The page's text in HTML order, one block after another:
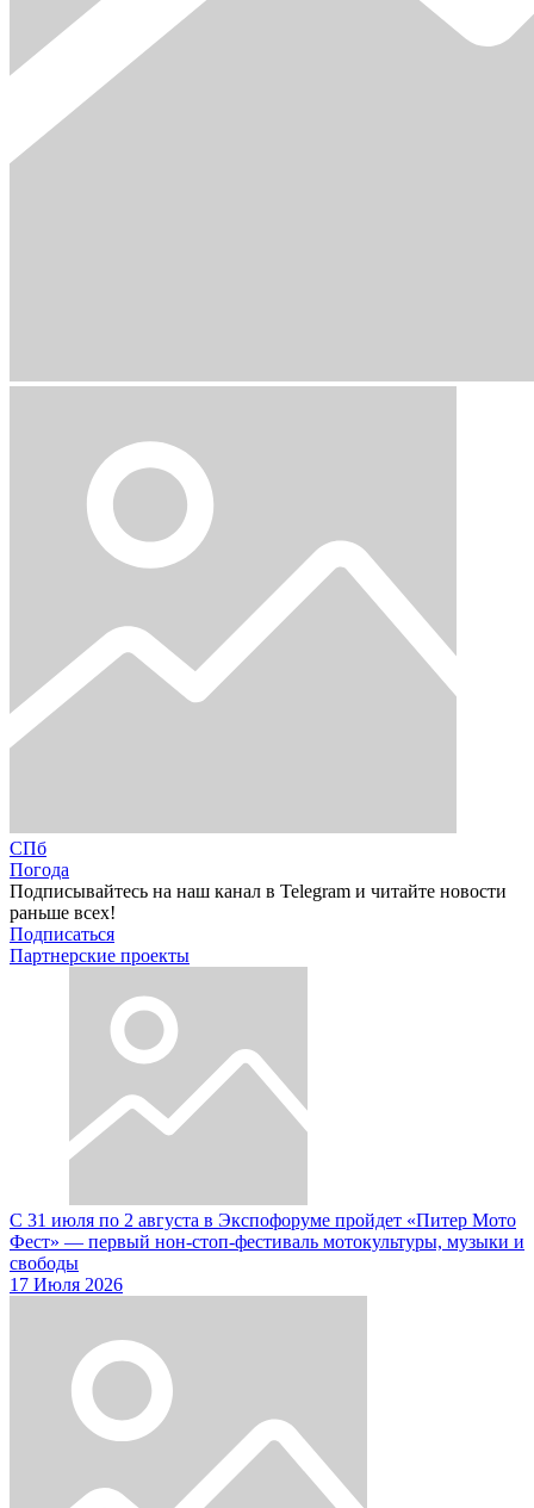
СПб
Погода
Подписывайтесь на наш канал в Telegram и читайте новости
раньше всех!
Подписаться
Партнерские проекты
С 31 июля по 2 августа в Экспофоруме пройдет «Питер Мото
Фест» — первый нон-стоп-фестиваль мотокультуры, музыки и
свободы
17 Июля 2026